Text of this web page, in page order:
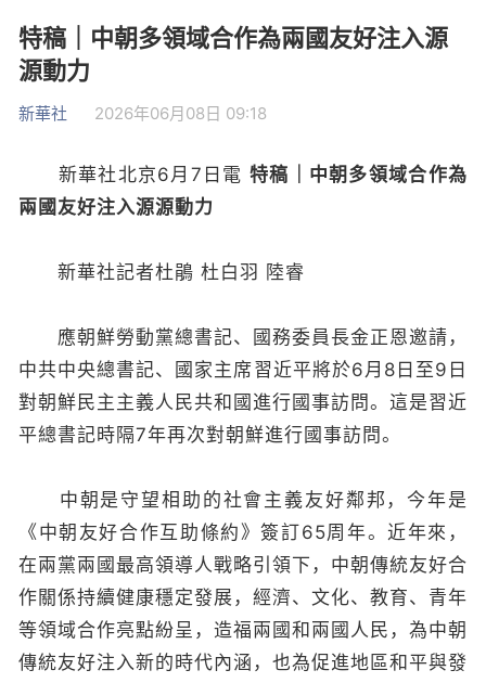
特稿｜中朝多領域合作為兩國友好注入源
源動力
新華社 2026年06月08日 09:18
新華社北京6月7日電 特稿｜中朝多領域合作為
兩國友好注入源源動力
新華社記者杜鵑 杜白羽 陸睿
應朝鮮勞動黨總書記、國務委員長金正恩邀請，
中共中央總書記、國家主席習近平將於6月8日至9日
對朝鮮民主主義人民共和國進行國事訪問。這是習近
平總書記時隔7年再次對朝鮮進行國事訪問。
中朝是守望相助的社會主義友好鄰邦，今年是
《中朝友好合作互助條約》簽訂65周年。近年來，
在兩黨兩國最高領導人戰略引領下，中朝傳統友好合
作關係持續健康穩定發展，經濟、文化、教育、青年
等領域合作亮點紛呈，造福兩國和兩國人民，為中朝
傳統友好注入新的時代內涵，也為促進地區和平與發